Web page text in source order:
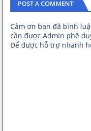
POST A COMMENT
Cảm ơn bạn đã bình
cần được Admin phê
Để được hỗ trợ nhanh